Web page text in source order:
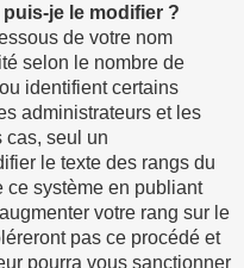
je le modifier ?
de votre nom
selon le nombre de
identifient certains
administrateurs et les
cas, seul un
le texte des rangs du
ce système en publiant
votre rang sur le
pas ce procédé et
pourra vous sanctionner